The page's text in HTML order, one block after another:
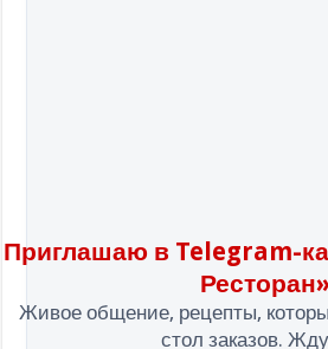
Приглашаю в Telegram-
Ресторан»
Живое общение, рецепты,
стол заказов.